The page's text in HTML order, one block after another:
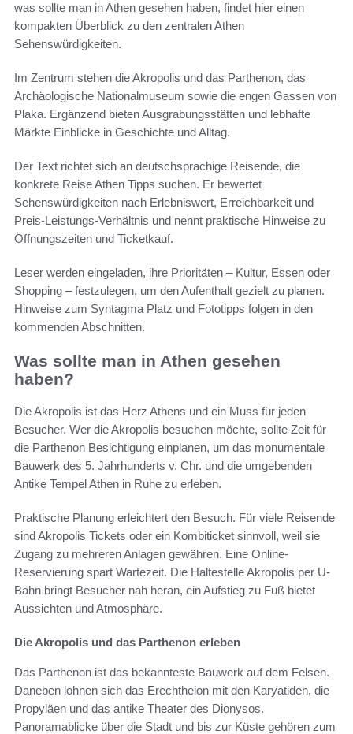
was sollte man in Athen gesehen haben, findet hier einen
kompakten Überblick zu den zentralen Athen
Sehenswürdigkeiten.
Im Zentrum stehen die Akropolis und das Parthenon, das
Archäologische Nationalmuseum sowie die engen Gassen von
Plaka. Ergänzend bieten Ausgrabungsstätten und lebhafte
Märkte Einblicke in Geschichte und Alltag.
Der Text richtet sich an deutschsprachige Reisende, die
konkrete Reise Athen Tipps suchen. Er bewertet
Sehenswürdigkeiten nach Erlebniswert, Erreichbarkeit und
Preis-Leistungs-Verhältnis und nennt praktische Hinweise zu
Öffnungszeiten und Ticketkauf.
Leser werden eingeladen, ihre Prioritäten – Kultur, Essen oder
Shopping – festzulegen, um den Aufenthalt gezielt zu planen.
Hinweise zum Syntagma Platz und Fototipps folgen in den
kommenden Abschnitten.
Was sollte man in Athen gesehen
haben?
Die Akropolis ist das Herz Athens und ein Muss für jeden
Besucher. Wer die Akropolis besuchen möchte, sollte Zeit für
die Parthenon Besichtigung einplanen, um das monumentale
Bauwerk des 5. Jahrhunderts v. Chr. und die umgebenden
Antike Tempel Athen in Ruhe zu erleben.
Praktische Planung erleichtert den Besuch. Für viele Reisende
sind Akropolis Tickets oder ein Kombiticket sinnvoll, weil sie
Zugang zu mehreren Anlagen gewähren. Eine Online-
Reservierung spart Wartezeit. Die Haltestelle Akropolis per U-
Bahn bringt Besucher nah heran, ein Aufstieg zu Fuß bietet
Aussichten und Atmosphäre.
Die Akropolis und das Parthenon erleben
Das Parthenon ist das bekannteste Bauwerk auf dem Felsen.
Daneben lohnen sich das Erechtheion mit den Karyatiden, die
Propyläen und das antike Theater des Dionysos.
Panoramablicke über die Stadt und bis zur Küste gehören zum